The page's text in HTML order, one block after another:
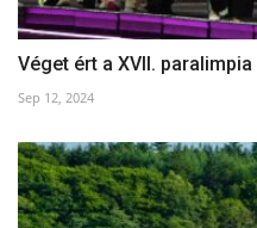
Véget ért a XVII. paralimpia
Sep 12, 2024